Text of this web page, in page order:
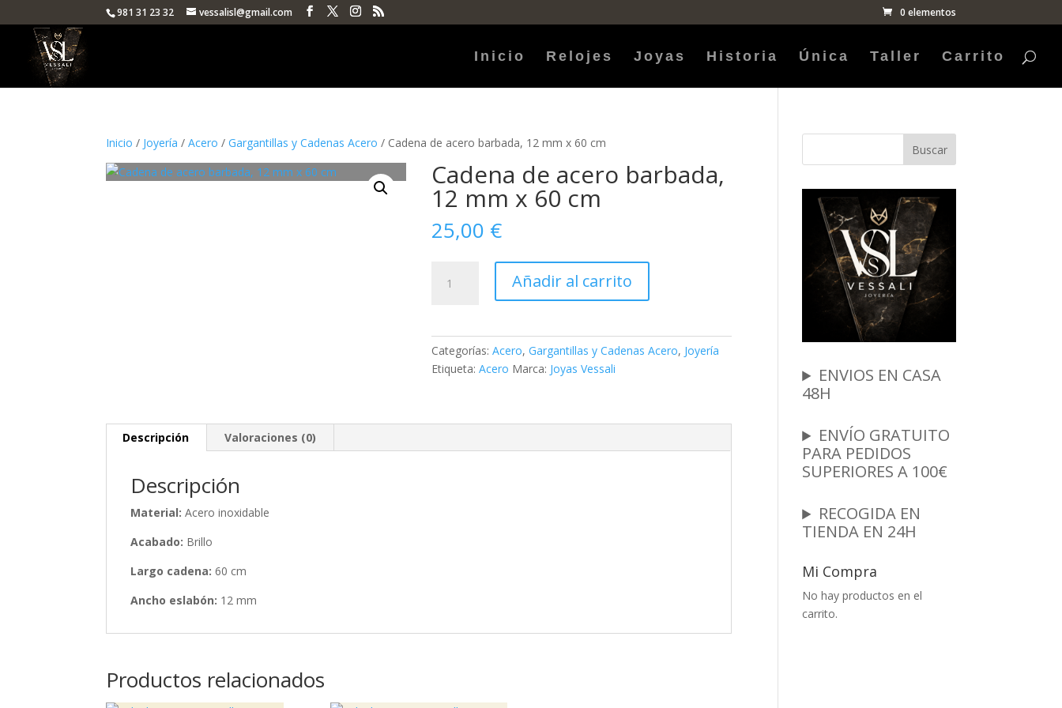
981 31 23 32 vessalisl@gmail.com 0 elementos
Inicio Relojes Joyas Historia Única Taller Carrito
Inicio / Joyería /Acero /Gargantillas y Cadenas Acero / Cadena de acero barbada, 12 mm x 60 cm
Cadena de acero barbada,
12 mm x 60 cm
25,00 €
Añadir al carrito
Categorías:Acero,Gargantillas y Cadenas Acero, Joyería
Etiqueta:Acero Marca: Joyas Vessali
Descripción Valoraciones (0)
Descripción
Material:Acero inoxidable
Acabado: Brillo
Largo cadena: 60 cm
Ancho eslabón: 12 mm
Productos relacionados
Buscar
ENVIOS EN CASA
48H
ENVÍO GRATUITO
PARA PEDIDOS
SUPERIORES A 100€
RECOGIDA EN
TIENDA EN 24H
Mi Compra
No hay productos en el
carrito.